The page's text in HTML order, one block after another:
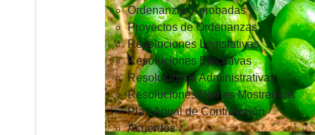
Ordenanzas Aprobadas
Proyectos de Ordenanzas
Resoluciones Legislativas
Resoluciones Ejecutivas
Resoluciones Administrativas
Resoluciones Bienes Mostrencos
Plan Anual de Contratación
Acuerdos